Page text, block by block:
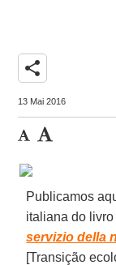
share
13 Mai 2016
Publicamos
italiana do livro
servizio della
[Transição